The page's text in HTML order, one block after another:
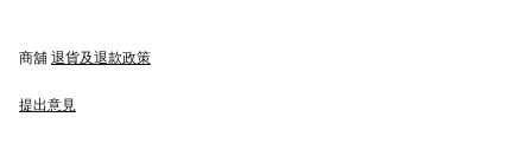
商舖 退貨及退款政策
提出意見